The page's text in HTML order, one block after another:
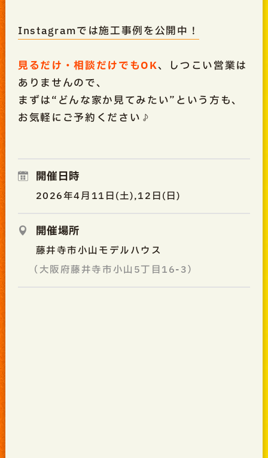
Instagramでは施工事例を公開中！
見るだけ・相談だけでもOK、しつこい営業は
ありませんので、
まずは“どんな家か見てみたい”という方も、
お気軽にご予約ください♪
開催日時
2026年4月11日(土),12日(日)
開催場所
藤井寺市小山モデルハウス
（大阪府藤井寺市小山5丁目16-3）